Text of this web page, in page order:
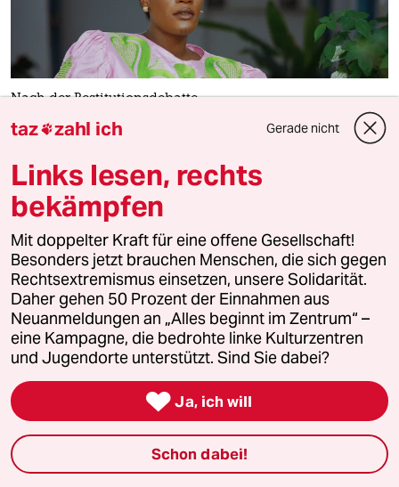
Nach der Restitutionsdebatte
„Kunstwerke sollen auf die Straße“
Museumsarbeit im Senegal. Sie fordert, dass
europäische Sammlungsdepots dafür ihre Hoheit
aufgeben.
Interview von Anna Helfer
taz zahl ich Gerade nicht
Links lesen, rechts
bekämpfen
Mit doppelter Kraft für eine offene Gesellschaft!
Besonders jetzt brauchen Menschen, die sich gegen
Rechtsextremismus einsetzen, unsere Solidarität.
Daher gehen 50 Prozent der Einnahmen aus
Neuanmeldungen an „Alles beginnt im Zentrum“ –
eine Kampagne, die bedrohte linke Kulturzentren
und Jugendorte unterstützt. Sind Sie dabei?
 Ja, ich will
Schon dabei!